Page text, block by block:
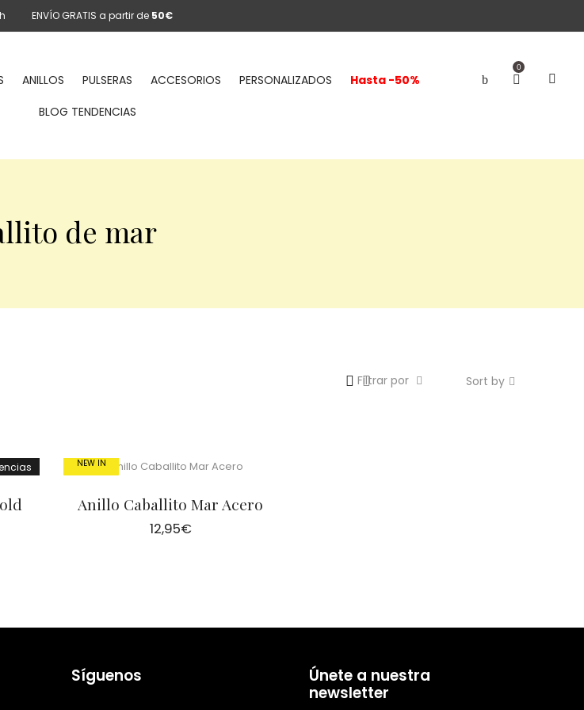
ENVÍO GRATIS a partir de 50€
0
ANILLOS PULSERAS ACCESORIOS PERSONALIZADOS
Hasta -50%
BLOG TENDENCIAS
de mar
Sort by
Filtrar por
NEW IN
Anillo Caballito Mar Acero
12,95€
Síguenos
Únete a nuestra
newsletter